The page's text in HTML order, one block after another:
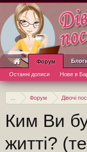
Форум Дівочі
Ким Ви
житті?
Форум
Останні дописи Нове в